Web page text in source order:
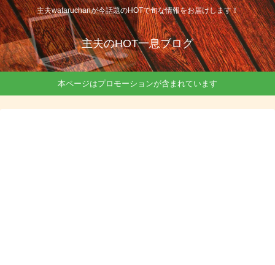
主夫wataruchanが今話題のHOTで旬な情報をお届けします！
主夫のHOT一息ブログ
本ページはプロモーションが含まれています